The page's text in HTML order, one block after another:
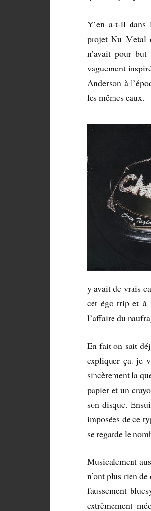
Y’en a-t-il dans
projet Nu Metal
n’avait pour
vaguement
Anderson à
les mêmes eaux.
y avait de vrais
cet égo trip et à
l’affaire du
En fait on sait
expliquer ça, je
sincèrement la
papier et un
son disque.
imposées de ce
se regarde le
Musicalement
n’ont plus rien
faussement
extrêmement